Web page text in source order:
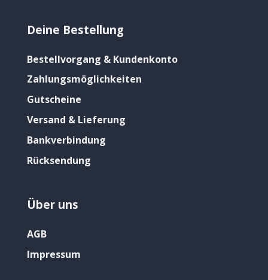
Deine Bestellung
Bestellvorgang & Kundenkonto
Zahlungsmöglichkeiten
Gutscheine
Versand & Lieferung
Bankverbindung
Rücksendung
Über uns
AGB
Impressum